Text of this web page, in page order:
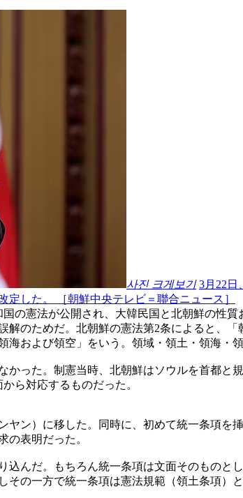
사진 크게보기 3月22日
した。 ［朝鮮中央テレビ＝聯合ニュース］
の憲法が公開され、大韓民国と北朝鮮の性
のためだ。北朝鮮の憲法第2条によると、
および領空」をいう。領域・領土・領海・
かった。制憲当時、北朝鮮はソウルを首都
ら対応するものだった。
ヤン）に移した。同時に、初めて統一条項
の表明だった。
込んだ。もちろん統一条項は文面そのもの
その一方で統一条項は憲法規範（領土条項）